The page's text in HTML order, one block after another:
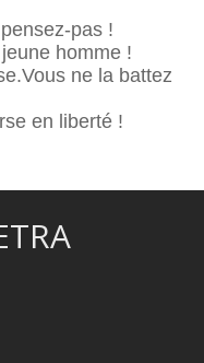
pas !
homme !
ne la battez
en liberté !